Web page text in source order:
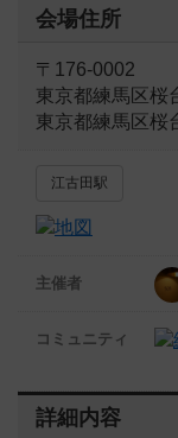
会場住所
〒176-0002
東京都練馬区桜
東京都練馬区
江古田駅
主催者
コミュニティ
詳細内容